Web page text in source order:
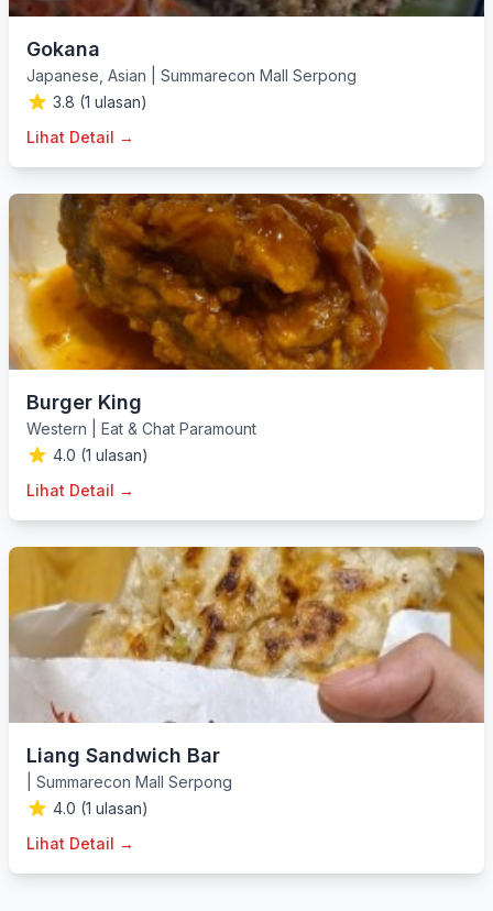
Gokana
Japanese Asian
Summarecon Mall Serpong
3.8 (1 ulasan)
Lihat Detail →
Burger King
Western
Eat & Chat Paramount
4.0 (1 ulasan)
Lihat Detail →
Liang Sandwich Bar
Summarecon Mall Serpong
4.0 (1 ulasan)
Lihat Detail →